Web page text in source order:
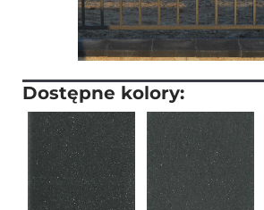
Dostępne kolory: